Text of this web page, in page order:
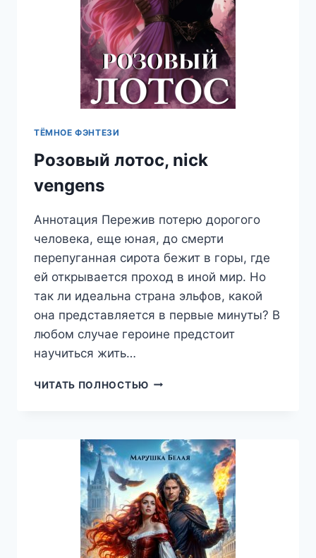
ТЁМНОЕ ФЭНТЕЗИ
Розовый лотос, nick
vengens
Аннотация Пережив потерю дорогого
человека, еще юная, до смерти
перепуганная сирота бежит в горы, где
ей открывается проход в иной мир. Но
так ли идеальна страна эльфов, какой
она представляется в первые минуты? В
любом случае героине предстоит
научиться жить…
ЧИТАТЬ ПОЛНОСТЬЮ РОЗОВЫЙ